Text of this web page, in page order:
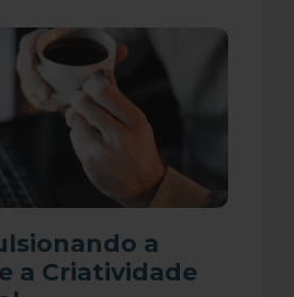
a
a Criatividade